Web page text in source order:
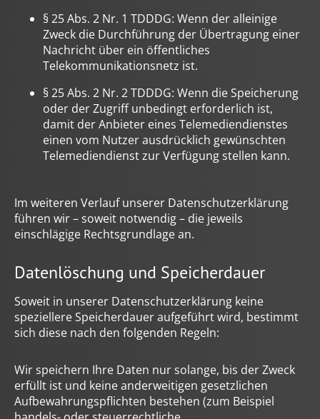
§ 25 Abs. 2 Nr. 1 TDDDG: Wenn der alleinige
Zweck die Durchführung der Übertragung einer
Nachricht über ein öffentliches
Telekommunikationsnetz ist.
§ 25 Abs. 2 Nr. 2 TDDDG: Wenn die Speicherung
oder der Zugriff unbedingt erforderlich ist,
damit der Anbieter eines Telemediendienstes
einen vom Nutzer ausdrücklich gewünschten
Telemediendienst zur Verfügung stellen kann.
Im weiteren Verlauf unserer Datenschutzerklärung
führen wir – soweit notwendig – die jeweils
einschlägige Rechtsgrundlage an.
Datenlöschung und Speicherdauer
Soweit in unserer Datenschutzerklärung keine
speziellere Speicherdauer aufgeführt wird, bestimmt
sich diese nach den folgenden Regeln:
Wir speichern Ihre Daten nur solange, bis der Zweck
erfüllt ist und keine anderweitigen gesetzlichen
Aufbewahrungspflichten bestehen (zum Beispiel